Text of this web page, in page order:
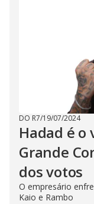
DO R7/19/07/2024
Hadad é o
Grande
dos votos
O empresário
Kaio e Rambo